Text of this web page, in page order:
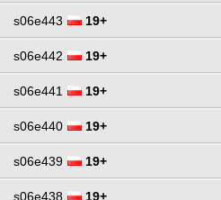
s06e443 19+
s06e442 19+
s06e441 19+
s06e440 19+
s06e439 19+
s06e438 19+